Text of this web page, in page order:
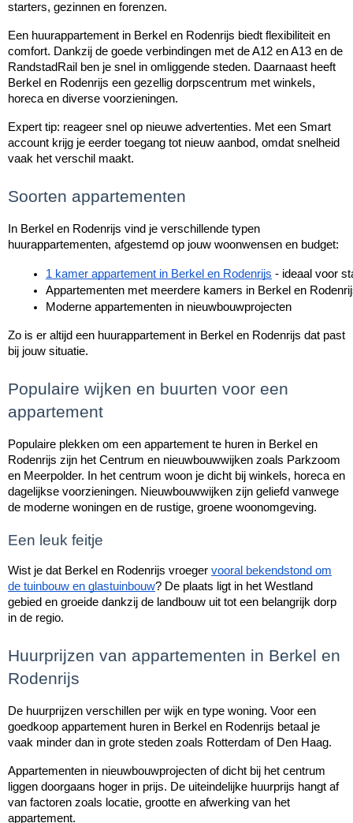
starters, gezinnen en forenzen.
Een huurappartement in Berkel en Rodenrijs biedt flexibiliteit en
comfort. Dankzij de goede verbindingen met de A12 en A13 en de
RandstadRail ben je snel in omliggende steden. Daarnaast heeft
Berkel en Rodenrijs een gezellig dorpscentrum met winkels,
horeca en diverse voorzieningen.
Expert tip: reageer snel op nieuwe advertenties. Met een Smart
account krijg je eerder toegang tot nieuw aanbod, omdat snelheid
vaak het verschil maakt.
Soorten appartementen
In Berkel en Rodenrijs vind je verschillende typen
huurappartementen, afgestemd op jouw woonwensen en budget:
1 kamer appartement in Berkel en Rodenrijs - ideaal voor
Appartementen met meerdere kamers in Berkel en
Moderne appartementen in nieuwbouwprojecten
Zo is er altijd een huurappartement in Berkel en Rodenrijs dat past
bij jouw situatie.
Populaire wijken en buurten voor een
appartement
Populaire plekken om een appartement te huren in Berkel en
Rodenrijs zijn het Centrum en nieuwbouwwijken zoals Parkzoom
en Meerpolder. In het centrum woon je dicht bij winkels, horeca en
dagelijkse voorzieningen. Nieuwbouwwijken zijn geliefd vanwege
de moderne woningen en de rustige, groene woonomgeving.
Een leuk feitje
Wist je dat Berkel en Rodenrijs vroeger vooral bekendstond om
de tuinbouw en glastuinbouw? De plaats ligt in het Westland
gebied en groeide dankzij de landbouw uit tot een belangrijk dorp
in de regio.
Huurprijzen van appartementen in Berkel en
Rodenrijs
De huurprijzen verschillen per wijk en type woning. Voor een
goedkoop appartement huren in Berkel en Rodenrijs betaal je
vaak minder dan in grote steden zoals Rotterdam of Den Haag.
Appartementen in nieuwbouwprojecten of dicht bij het centrum
liggen doorgaans hoger in prijs. De uiteindelijke huurprijs hangt af
van factoren zoals locatie, grootte en afwerking van het
appartement.